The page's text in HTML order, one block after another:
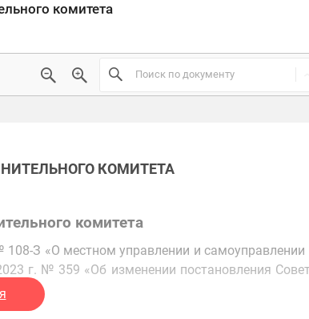
комитета
КОМИТЕТА
комитета
З «О местном управлении и самоуправлении
г. № 359 «Об изменении постановления